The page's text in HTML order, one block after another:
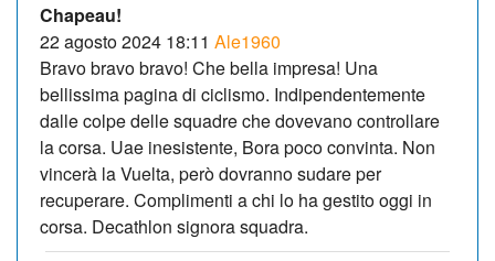
Chapeau!
22 agosto 2024 18:11 Ale1960
Bravo bravo bravo! Che bella impresa! Una
bellissima pagina di ciclismo. Indipendentemente
dalle colpe delle squadre che dovevano controllare
la corsa. Uae inesistente, Bora poco convinta. Non
vincerà la Vuelta, però dovranno sudare per
recuperare. Complimenti a chi lo ha gestito oggi in
corsa. Decathlon signora squadra.